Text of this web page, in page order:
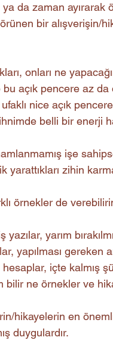
ya da zaman
bir alışverişin/
onları ne
açık pencere az
nice açık
belli bir enerji
işe
yarattıkları zihin
örnekler de
yarım
yapılması gereken
içte kalmış
ne örnekler ve
hikayelerin en
duygulardır.